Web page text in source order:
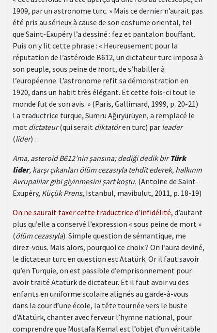
1909, par un astronome turc. » Mais ce dernier n’aurait pas
été pris au sérieux à cause de son costume oriental, tel
que Saint-Exupéry l’a dessiné : fez et pantalon bouffant.
Puis on y lit cette phrase : « Heureusement pour la
réputation de l’astéroïde B612, un dictateur turc imposa à
son peuple, sous peine de mort, de s’habiller à
l’européenne. L’astronome refit sa démonstration en
1920, dans un habit très élégant. Et cette fois-ci tout le
monde fut de son avis. » (Paris, Gallimard, 1999, p. 20-21)
La traductrice turque, Sumru Ağıryürüyen, a remplacé le
mot dictateur(qui serait diktatören turc) par leader
(lider) :
Ama, asteroid B612’nin şansına; dediği dedik birTürk
lider, karşı çıkanları ölüm cezasıyla tehdit ederek, halkının
Avrupalılar gibi giyinmesini şart koştu. (Antoine de Saint-
Exupéry, Küçük Prens, Istanbul, mavibulut, 2011, p. 18-19)
On ne saurait taxer cette traductrice d’infidélité, d’autant
plus qu’elle a conservé l’expression « sous peine de mort »
(ölüm cezasıyla). Simple question de sémantique, me
direz-vous. Mais alors, pourquoi ce choix ? On l’aura deviné,
le dictateur turc en question est Atatürk. Or il faut savoir
qu’en Turquie, on est passible d’emprisonnement pour
avoir traité Atatürk de dictateur. Et il faut avoir vu des
enfants en uniforme scolaire alignés au garde-à-vous
dans la cour d’une école, la tête tournée vers le buste
d’Atatürk, chanter avec ferveur l’hymne national, pour
comprendre que Mustafa Kemal est l’objet d’un véritable